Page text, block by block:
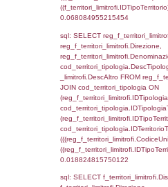
sql: SELECT
rofi.DescAltro